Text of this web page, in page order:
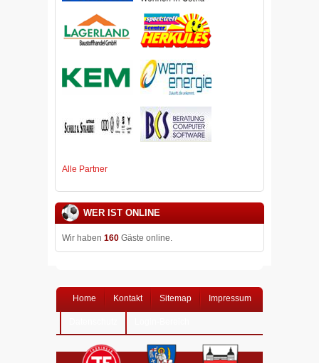
Alle Partner
WER IST ONLINE
Wir haben 160 Gäste online.
Home Kontakt Sitemap Impressum